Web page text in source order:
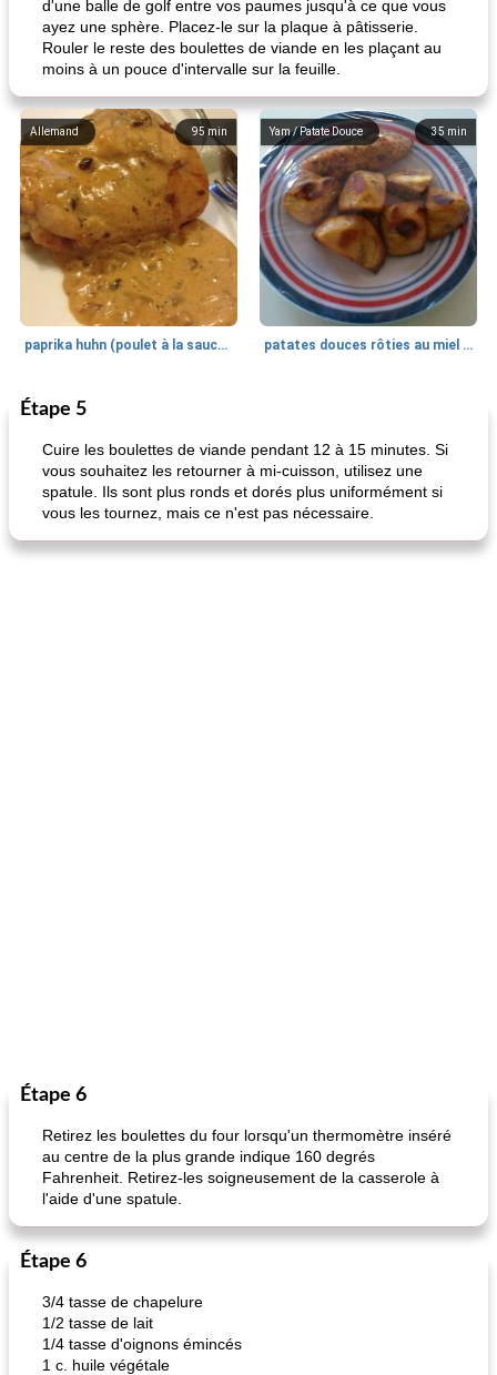
d'une balle de golf entre vos paumes jusqu'à ce que vous
ayez une sphère. Placez-le sur la plaque à pâtisserie.
Rouler le reste des boulettes de viande en les plaçant au
moins à un pouce d'intervalle sur la feuille.
95 min
Allemand
paprika huhn (poulet à la sauce paprika).
35 min
Yam / Patate Douce
patates douces rôties au miel / kumara
Petit déjeuner et brunch
Étape 5
Cuire les boulettes de viande pendant 12 à 15 minutes. Si
vous souhaitez les retourner à mi-cuisson, utilisez une
spatule. Ils sont plus ronds et dorés plus uniformément si
vous les tournez, mais ce n'est pas nécessaire.
Étape 6
Retirez les boulettes du four lorsqu'un thermomètre inséré
au centre de la plus grande indique 160 degrés
Fahrenheit. Retirez-les soigneusement de la casserole à
l'aide d'une spatule.
Étape 6
3/4 tasse de chapelure
1/2 tasse de lait
1/4 tasse d'oignons émincés
1 c. huile végétale